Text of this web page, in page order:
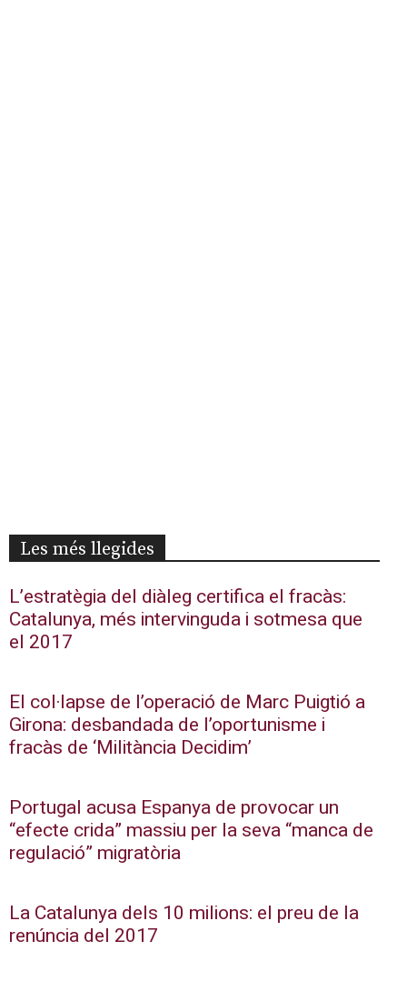
Les més llegides
L’estratègia del diàleg certifica el fracàs:
Catalunya, més intervinguda i sotmesa que
el 2017
El col·lapse de l’operació de Marc Puigtió a
Girona: desbandada de l’oportunisme i
fracàs de ‘Militància Decidim’
Portugal acusa Espanya de provocar un
“efecte crida” massiu per la seva “manca de
regulació” migratòria
La Catalunya dels 10 milions: el preu de la
renúncia del 2017